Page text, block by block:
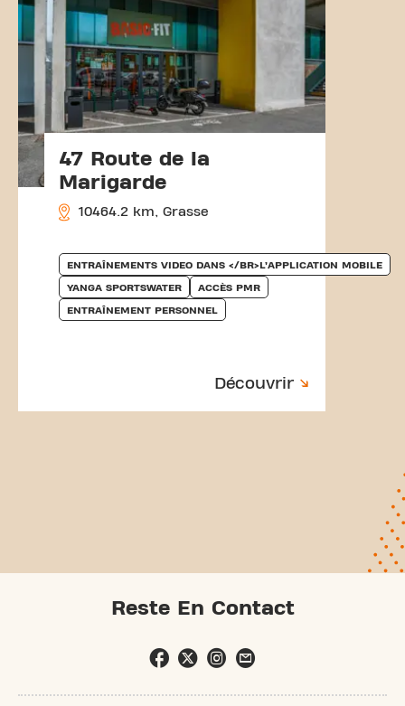
47 Route de la
Marigarde
10464.2 km, Grasse
ENTRAÎNEMENTS VIDEO DANS </BR>L’APPLICATION MOBILE
YANGA SPORTSWATER ACCÈS PMR
ENTRAÎNEMENT PERSONNEL
Découvrir
Reste En Contact